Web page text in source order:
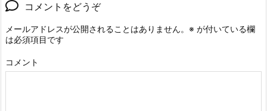
コメントをどうぞ
メールアドレスが公開されることはありません。 ※ が付いている欄
は必須項目です
コメント